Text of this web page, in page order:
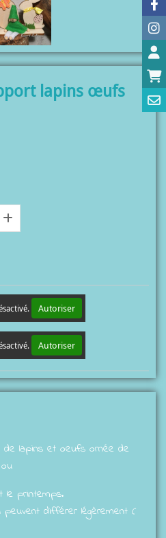
lapins œufs
Autoriser
Autoriser
lapins et oeufs ornée de
le printemps.
peuvent différer légèrement (